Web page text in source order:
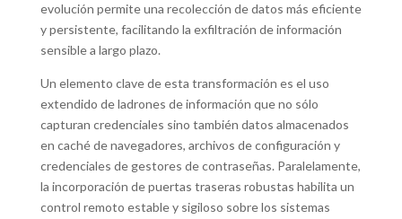
evolución permite una recolección de datos más eficiente
y persistente, facilitando la exfiltración de información
sensible a largo plazo.
Un elemento clave de esta transformación es el uso
extendido de ladrones de información que no sólo
capturan credenciales sino también datos almacenados
en caché de navegadores, archivos de configuración y
credenciales de gestores de contraseñas. Paralelamente,
la incorporación de puertas traseras robustas habilita un
control remoto estable y sigiloso sobre los sistemas